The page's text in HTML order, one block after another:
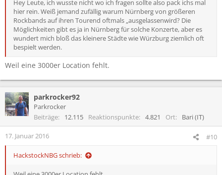
Hey Leute, ich wusste nicht wo ich fragen sollte also pack ichs mal
hier rein. Weiß jemand zufällig warum Nürnberg von größeren
Rockbands auf ihren Tourend oftmals „ausgelassenwird? Die
Möglichkeiten gibt es ja in Nürnberg für solche Konzerte, aber es
wundert mich bloß das kleinere Städte wie Würzburg ziemlich oft
bespielt werden.
Weil eine 3000er Location fehlt.
parkrocker92
Parkrocker
Beiträge
12.115 Reaktionspunkte 4.821 Ort Bari (IT)
17. Januar 2016 #10
HackstockNBG schrieb: